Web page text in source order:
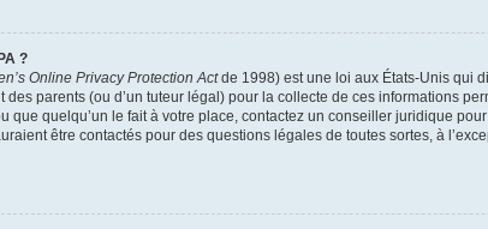
?
Online Privacy Protection Actde 1998) est une loi aux États-Unis qui
des parents (ou d’un tuteur légal) pour la collecte de ces informations
que quelqu’un le fait à votre place, contactez un conseiller juridique
être contactés pour des questions légales de toutes sortes, à